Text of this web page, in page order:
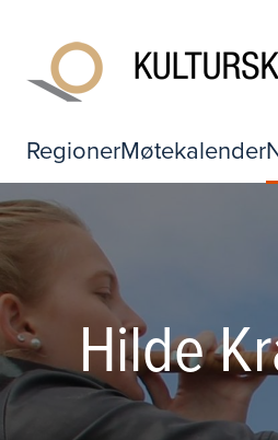
RegionerMøtekalender
Hilde